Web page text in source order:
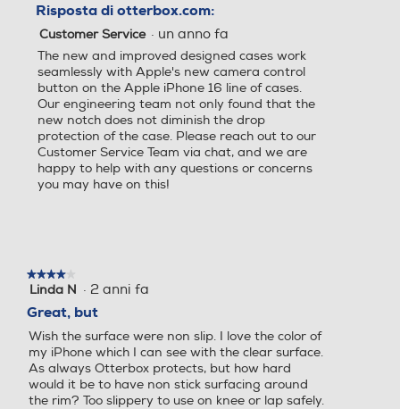
Risposta di otterbox.com:
Customer Service · un anno fa
The new and improved designed cases work
seamlessly with Apple's new camera control
button on the Apple iPhone 16 line of cases.
Our engineering team not only found that the
new notch does not diminish the drop
protection of the case. Please reach out to our
Customer Service Team via chat, and we are
happy to help with any questions or concerns
you may have on this!
★★★★★
★★★★★
4
5
stelle.
Linda N · 2 anni fa
Great, but
Wish the surface were non slip. I love the color of
my iPhone which I can see with the clear surface.
As always Otterbox protects, but how hard
would it be to have non stick surfacing around
the rim? Too slippery to use on knee or lap safely.